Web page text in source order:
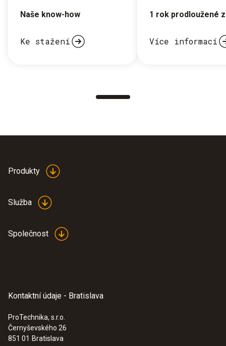
Naše know-how
Ke stažení
1 rok prodloužené
Více informací
Produkty
Služba
Společnost
Kontaktní údaje - Bratislava
ProTechnika, s.r.o.
Černyševského 26
851 01 Bratislava